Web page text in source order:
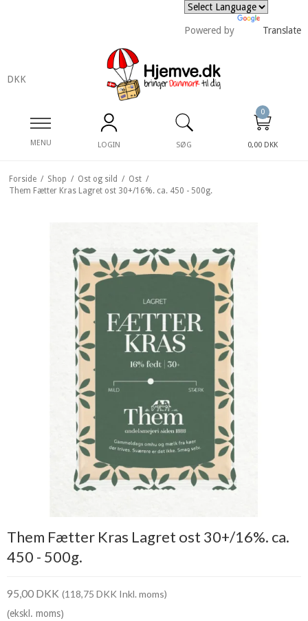
Powered by Translate
DKK
MENU LOGIN SØG
0
0,00 DKK
Forside / Shop / Ost og sild / Ost /
Them Fætter Kras Lagret ost 30+/16%. ca. 450 - 500g.
Them Fætter Kras Lagret ost 30+/16%. ca.
450 - 500g.
95,00 DKK (118,75 DKK Inkl. moms)
(ekskl. moms)